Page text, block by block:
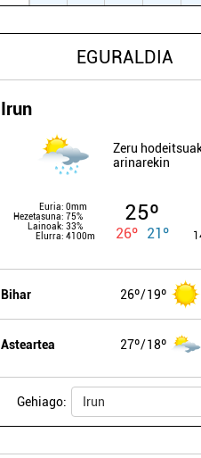
EGURALDIA
Irun
Zeru
arinarekin
Euria: 0mm
Hezetasuna: 75%
Lainoak: 33%
Elurra: 4100m
25º
26º 21º
Bihar 26º 19º
Asteartea 27º 18º
Gehiago: Irun